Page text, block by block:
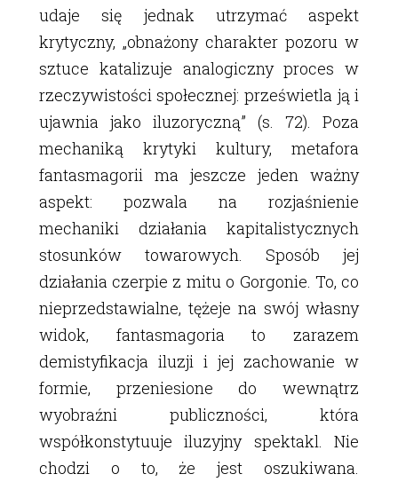
udaje się jednak utrzymać aspekt
krytyczny, „obnażony charakter pozoru w
sztuce katalizuje analogiczny proces w
rzeczywistości społecznej: prześwietla ją i
ujawnia jako iluzoryczną” (s. 72). Poza
mechaniką krytyki kultury, metafora
fantasmagorii ma jeszcze jeden ważny
aspekt: pozwala na rozjaśnienie
mechaniki działania kapitalistycznych
stosunków towarowych. Sposób jej
działania czerpie z mitu o Gorgonie. To, co
nieprzedstawialne, tężeje na swój własny
widok, fantasmagoria to zarazem
demistyfikacja iluzji i jej zachowanie w
formie, przeniesione do wewnątrz
wyobraźni publiczności, która
współkonstytuuje iluzyjny spektakl. Nie
chodzi o to, że jest oszukiwana.